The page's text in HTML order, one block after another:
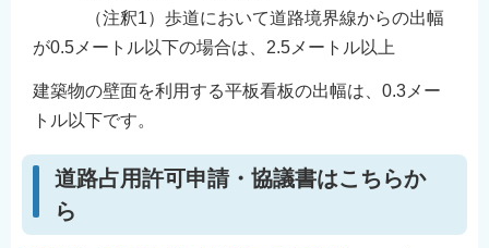
（注釈1）歩道において道路境界線からの出幅
が0.5メートル以下の場合は、2.5メートル以上
建築物の壁面を利用する平板看板の出幅は、0.3メー
トル以下です。
道路占用許可申請・協議書はこちらか
ら